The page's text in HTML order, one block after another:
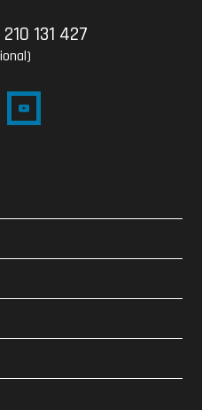
131 427